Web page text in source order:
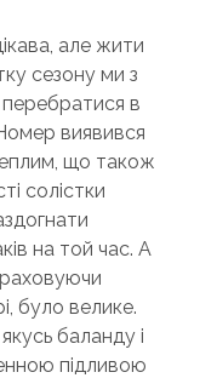
але жити
сезону ми з
в
виявився
що також
солістки
на той час. А
було велике.
баланду і
підливою